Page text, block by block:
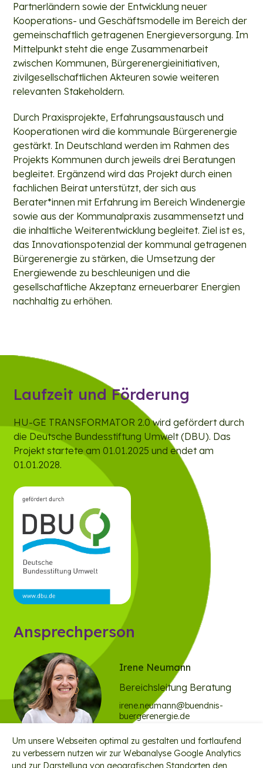
Partnerländern sowie der Entwicklung neuer
Kooperations- und Geschäftsmodelle im Bereich der
gemeinschaftlich getragenen Energie­versorgung. Im
Mittelpunkt steht die enge Zusammenarbeit
zwischen Kommunen, Bürgerenergieinitiativen,
zivilgesellschaftlichen Akteuren sowie weiteren
relevanten Stakeholdern.
Durch Praxisprojekte, Erfahrungsaustausch und
Kooperationen wird die kommunale Bürgerenergie
gestärkt. In Deutschland werden im Rahmen des
Projekts Kommunen durch jeweils drei Beratungen
begleitet. Ergänzend wird das Projekt durch einen
fachlichen Beirat unterstützt, der sich aus
Berater*innen mit Erfahrung im Bereich Windenergie
sowie aus der Kommunalpraxis zusammensetzt und
die inhaltliche Weiterentwicklung begleitet. Ziel ist es,
das Innovationspotenzial der kommunal getragenen
Bürgerenergie zu stärken, die Umsetzung der
Energiewende zu beschleunigen und die
gesellschaftliche Akzeptanz erneuerbarer Energien
nachhaltig zu erhöhen.
Laufzeit und Förderung
HU-GE TRANSFORMATOR 2.0 wird gefördert durch
die Deutsche Bundesstiftung Umwelt (DBU). Das
Projekt startete am 01.01.2025 und endet am
01.01.2028.
Ansprechperson
Irene Neumann
Bereichsleitung Beratung
irene.neumann@buendnis-
buergerenergie.de
Um unsere Webseiten optimal zu gestalten und fortlaufend
zu verbessern nutzen wir zur Webanalyse Google Analytics
und zur Darstellung von geografischen Standorten den